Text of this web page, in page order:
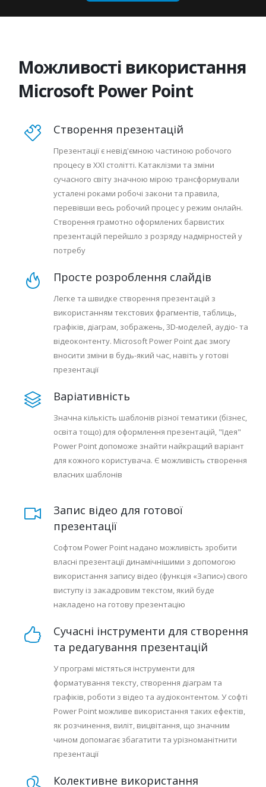
Можливості використання
Microsoft Power Point
Створення презентацій
Презентації є невід'ємною частиною робочого
процесу в ХХI столітті. Катаклізми та зміни
сучасного світу значною мірою трансформували
усталені роками робочі закони та правила,
перевівши весь робочий процес у режим онлайн.
Створення грамотно оформлених барвистих
презентацій перейшло з розряду надмірностей у
потребу
Просте розроблення слайдів
Легке та швидке створення презентацій з
використанням текстових фрагментів, таблиць,
графіків, діаграм, зображень, 3D-моделей, аудіо- та
відеоконтенту. Microsoft Power Point дає змогу
вносити зміни в будь-який час, навіть у готові
презентації
Варіативність
Значна кількість шаблонів різної тематики (бізнес,
освіта тощо) для оформлення презентацій, "Ідея"
Power Point допоможе знайти найкращий варіант
для кожного користувача. Є можливість створення
власних шаблонів
Запис відео для готової
презентації
Софтом Power Point надано можливість зробити
власні презентації динамічнішими з допомогою
використання запису відео (функція «Запис») свого
виступу із закадровим текстом, який буде
накладено на готову презентацію
Сучасні інструменти для створення
та редагування презентацій
У програмі містяться інструменти для
форматування тексту, створення діаграм та
графіків, роботи з відео та аудіоконтентом. У софті
Power Point можливе використання таких ефектів,
як розчинення, виліт, вицвітання, що значним
чином допомагає збагатити та урізноманітнити
презентації
Колективне використання